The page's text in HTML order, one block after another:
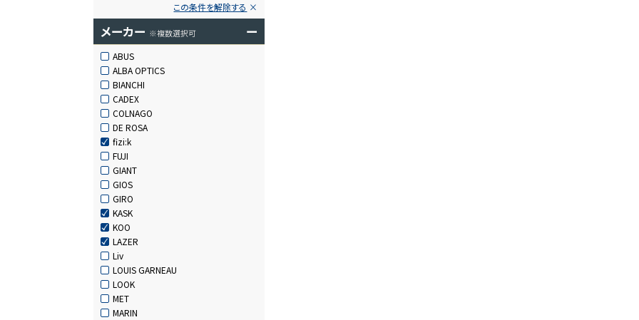
この条件を解除する
メーカー ※複数選択可 ー
ABUS
ALBA OPTICS
BIANCHI
CADEX
COLNAGO
DE ROSA
fizi:k
FUJI
GIANT
GIOS
GIRO
KASK
KOO
LAZER
Liv
LOUIS GARNEAU
LOOK
MET
MARIN